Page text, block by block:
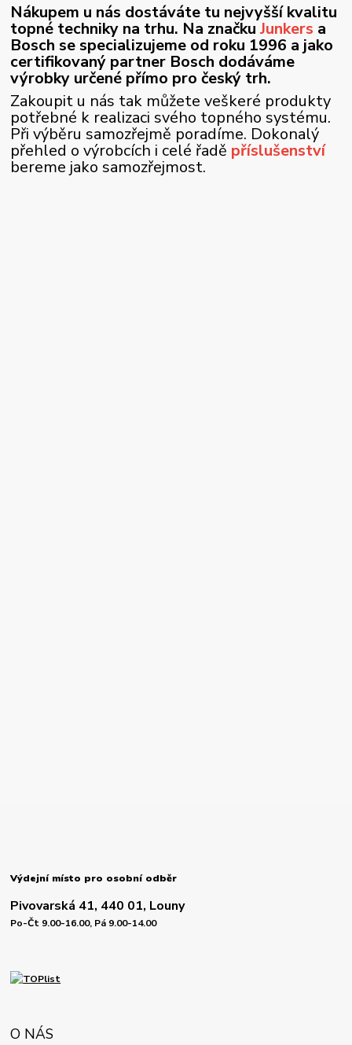
Nákupem u nás dostáváte tu nejvyšší kvalitu
topné techniky na trhu. Na značkuJunkers a
Bosch se specializujeme od roku 1996 a jako
certifikovaný partner Bosch dodáváme
výrobky určené přímo pro český trh.
Zakoupit u nás tak můžete veškeré produkty
potřebné k realizaci svého topného systému.
Při výběru samozřejmě poradíme. Dokonalý
přehled o výrobcích i celé řadě příslušenství
bereme jako samozřejmost.
Výdejní místo pro osobní odběr
Pivovarská 41, 440 01, Louny
Po-Čt 9.00-16.00, Pá 9.00-14.00
O NÁS